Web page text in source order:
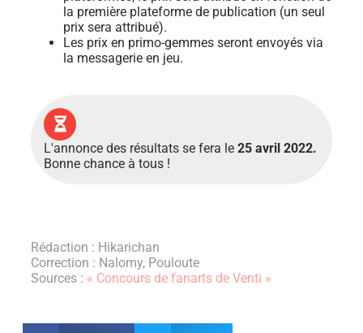
la première plateforme de publication (un seul
prix sera attribué).
Les prix en primo-gemmes seront envoyés via
la messagerie en jeu.
L'annonce des résultats se fera le 25 avril 2022.
Bonne chance à tous !
Rédaction : Hikarichan
Correction : Nalomy, Pouloute
Sources : « Concours de fanarts de Venti »